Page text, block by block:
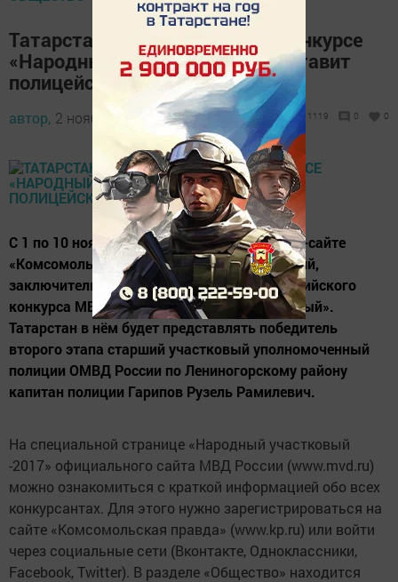
Татарстан на Всероссийском конкурсе
«Народный участковый» представит
полицейский из Лениногорска
автор, 2 ноября 2017 - 08:37 1119 0 0
С 1 по 10 ноября на официальном Интернет-сайте
«Комсомольская правда» проводится третий,
заключительный, этап ежегодного Всероссийского
конкурса МВД России «Народный участковый».
Татарстан в нём будет представлять победитель
второго этапа старший участковый уполномоченный
полиции ОМВД России по Лениногорскому району
капитан полиции Гарипов Рузель Рамилевич.
На специальной странице «Народный участковый
-2017» официального сайта МВД России (www.mvd.ru)
можно ознакомиться с краткой информацией обо всех
конкурсантах. Для этого нужно зарегистрироваться на
сайте «Комсомольская правда» (www.kp.ru) или войти
через социальные сети (Вконтакте, Одноклассники,
Facebook, Twitter). В разделе «Общество» находится